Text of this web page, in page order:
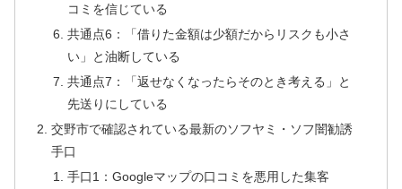
コミを信じている
共通点6：「借りた金額は少額だからリスクも小さ
い」と油断している
共通点7：「返せなくなったらそのとき考える」と
先送りにしている
交野市で確認されている最新のソフヤミ・ソフ闇勧誘
手口
手口1：Googleマップの口コミを悪用した集客